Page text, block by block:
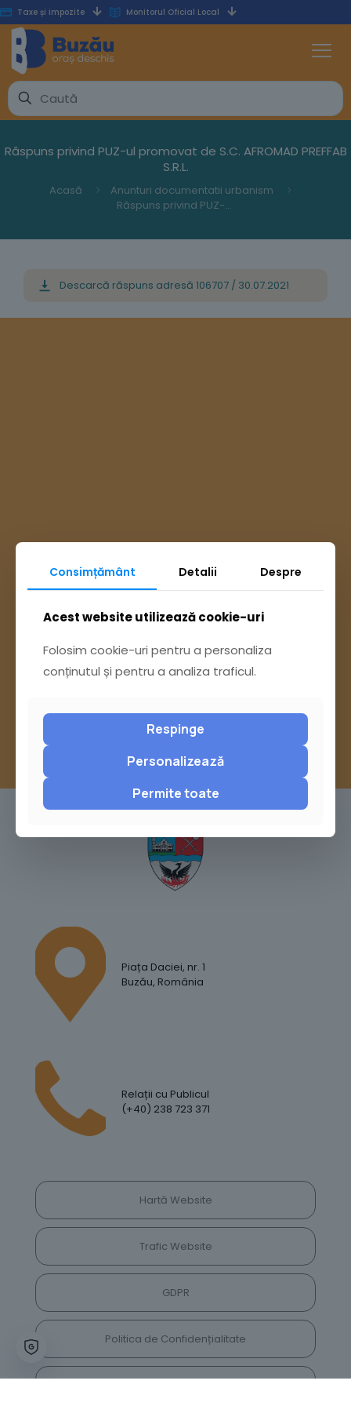
Taxe și impozite Monitorul Oficial Local
Răspuns privind PUZ-ul promovat de S.C. AFROMAD PREFFAB
S.R.L.
Acasă
Anunturi documentatii urbanism
Răspuns privind PUZ-ul promovat de S.C. AFROMAD PREFFAB S.R.L.
Descarcă răspuns adresă 106707 / 30.07.2021
Ai întrebări? Accesează
sau trimite o sesizare pe Buzău City
Piața Daciei, nr. 1
Buzău, România
Relații cu Publicul
(+40) 238 723 371
Hartă Website
Trafic Website
GDPR
Politica de Confidențialitate
Consimțământ Detalii Despre
Acest website utilizează cookie-uri
Folosim cookie-uri pentru a personaliza
conținutul și pentru a analiza traficul.
Respinge
Personalizează
Permite toate